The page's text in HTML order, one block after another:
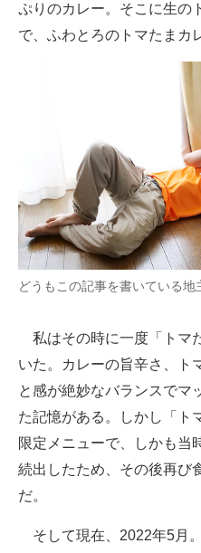
ぷりのカレー。そこに生の
で、ふわとろのトマたまカ
どうもこの記事を書いている地
私はその時に一度「トマ
いた。カレーの旨辛さ、ト
と感が絶妙なバランスでマ
た記憶がある。しかし「ト
限定メニューで、しかも当
続出したため、その後再び
だ。
そして現在、2022年5月